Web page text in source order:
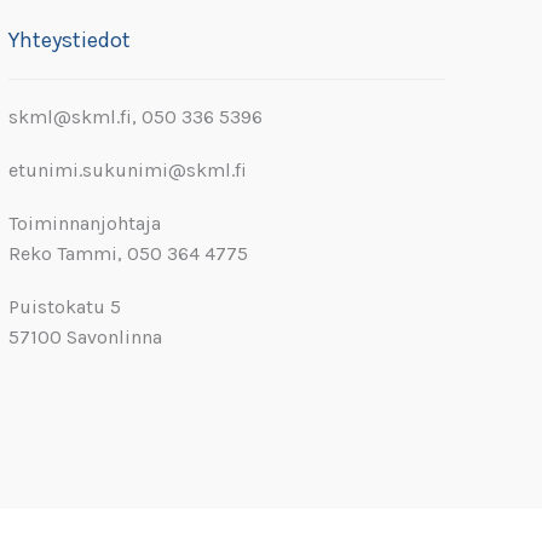
Yhteystiedot
skml@skml.fi, 050 336 5396
etunimi.sukunimi@skml.fi
Toiminnanjohtaja
Reko Tammi, 050 364 4775
Puistokatu 5
57100 Savonlinna